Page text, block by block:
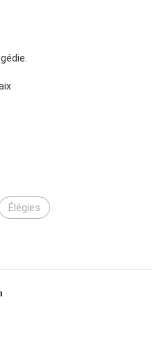
Élégies